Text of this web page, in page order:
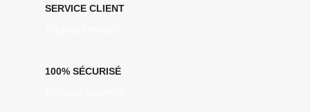
SERVICE CLIENT
100% SÉCURISÉ